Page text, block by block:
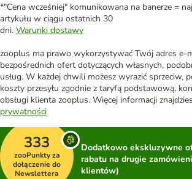
*"Cena wcześniej" komunikowana na banerze =
artykułu w ciągu ostatnich 30
dni. Warunki dostawy
zooplus ma prawo wykorzystywać Twój adres e-
bezpośrednich ofert dotyczących własnych,
usług. W każdej chwili możesz wyrazić sprzeciw,
koszty przesyłu zgodnie z taryfą podstawową,
obsługi klienta zooplus. Więcej informacji
prywatności
333
zooPunkty za
dołączenie do
Newslettera
Dodatkowo ekskluzywne
rabatu na drugie
klientów)